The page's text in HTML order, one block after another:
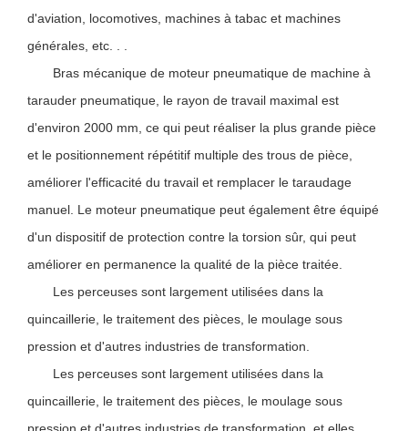
d'aviation, locomotives, machines à tabac et machines
générales, etc. . .
Bras mécanique de moteur pneumatique de machine à
tarauder pneumatique, le rayon de travail maximal est
d'environ 2000 mm, ce qui peut réaliser la plus grande pièce
et le positionnement répétitif multiple des trous de pièce,
améliorer l'efficacité du travail et remplacer le taraudage
manuel. Le moteur pneumatique peut également être équipé
d'un dispositif de protection contre la torsion sûr, qui peut
améliorer en permanence la qualité de la pièce traitée.
Les perceuses sont largement utilisées dans la
quincaillerie, le traitement des pièces, le moulage sous
pression et d'autres industries de transformation.
Les perceuses sont largement utilisées dans la
quincaillerie, le traitement des pièces, le moulage sous